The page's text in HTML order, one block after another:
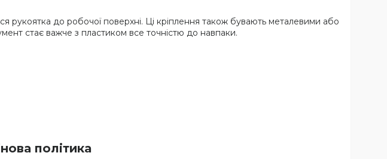
рукоятка до робочої поверхні. Ці кріплення також бувають металевими або
стає важче з пластиком все точністю до навпаки.
політика